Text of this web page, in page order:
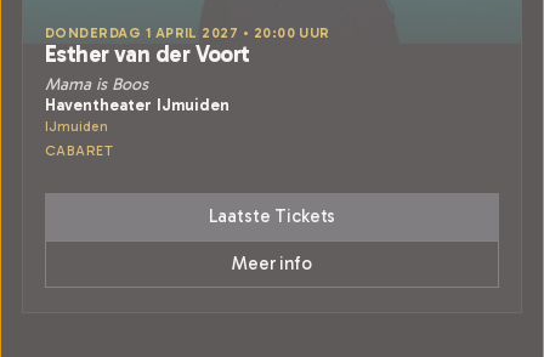
DONDERDAG 1 APRIL 2027 • 20:00 UUR
Esther van der Voort
Mama is Boos
Haventheater IJmuiden
IJmuiden
CABARET
Laatste Tickets
Meer info